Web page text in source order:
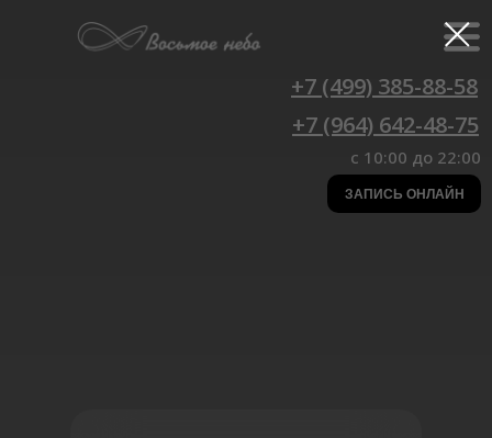
c 10:00 до 22:00
+7 (964) 642-48-75
+7 (499) 385-88-58
ЗАПИСЬ ОНЛАЙН